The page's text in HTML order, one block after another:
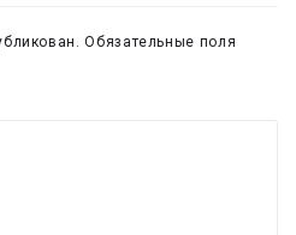
Обязательные поля